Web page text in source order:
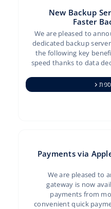
New Backup
Faster
We are pleased to
dedicated backup
the following key benefits: Significantly
speed thanks to data
⚡️ Payments via
We are pleased to
gateway is now
payments from
convenient quick